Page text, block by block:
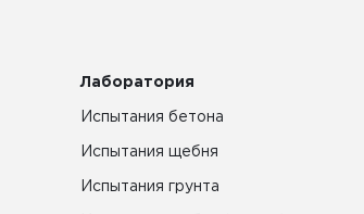
Лаборатория
Испытания бетона
Испытания щебня
Испытания грунта